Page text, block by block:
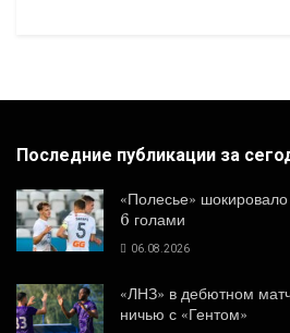
Последние публикации за
«Полесье»
6 голами
06.08.2026
«ЛНЗ» в дебютном
ничью с «Гентом»